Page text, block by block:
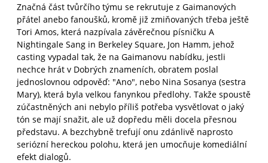
Značná část tvůrčího týmu se rekrutuje z Gaimanových
přátel anebo fanoušků, kromě již zmiňovaných třeba ještě
Tori Amos, která nazpívala závěrečnou písničku A
Nightingale Sang in Berkeley Square, Jon Hamm, jehož
casting vypadal tak, že na Gaimanovu nabídku, jestli
nechce hrát v Dobrých znameních, obratem poslal
jednoslovnou odpověď: "Ano", nebo Nina Sosanya (sestra
Mary), která byla velkou fanynkou předlohy. Takže spoustě
zúčastněných ani nebylo příliš potřeba vysvětlovat o jaký
tón se mají snažit, ale už dopředu měli docela přesnou
představu. A bezchybně trefují onu zdánlivě naprosto
seriózní hereckou polohu, která jen umocňuje komediální
efekt dialogů.